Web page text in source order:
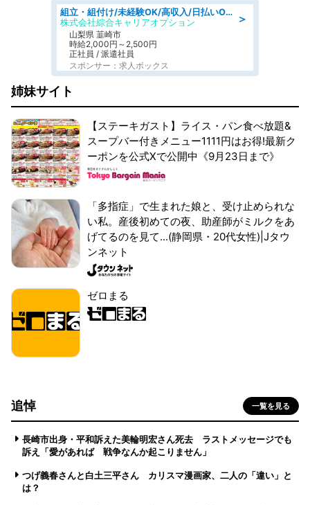
＞
組立・組付け/未経験OK/高収入/日払いOK/寮費無料/日勤
株式会社綜合キャリアオプション
山梨県 韮崎市
時給2,000円～2,500円
正社員 / 派遣社員
スポンサー：求人ボックス
姉妹サイト
【ステーキガスト】ライス・パン食べ放題&
スープバー付きメニュー1111円はお得!最新ク
ーポンを公式Xで公開中《9月23日まで》
「多指症」で生まれた娘と、受け止められな
い私。産後初めての夜、助産師がミルクをあ
げてるのを見て...(静岡県・20代女性)|Jタウ
ンネット
ゼロまる
追悼 一覧を見る
長崎市出身・平和訴えた美輪明宏さん死去 ラストメッセージでも
訴え「愛があれば 戦争なんか起こりません」
つげ義春さんと白土三平さん カリスマ漫画家、二人の「違い」と
は？